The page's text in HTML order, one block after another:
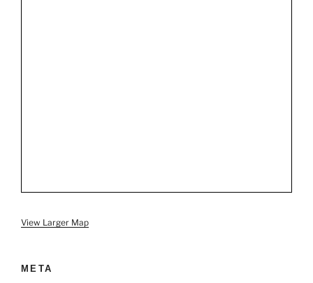
View Larger Map
МЕТА